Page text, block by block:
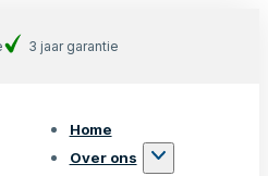
3 jaar garantie
Home
Over ons